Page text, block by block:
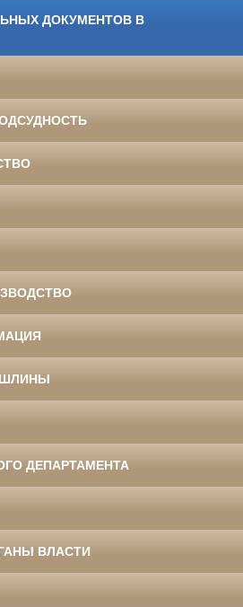
ДОКУМЕНТОВ В
ДЕПАРТАМЕНТА
ВЛАСТИ